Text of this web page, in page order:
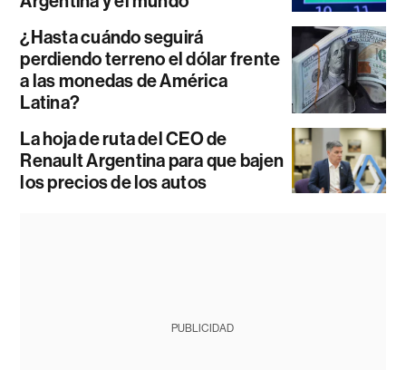
¿Hasta cuándo seguirá
perdiendo terreno el dólar frente
a las monedas de América
Latina?
La hoja de ruta del CEO de
Renault Argentina para que bajen
los precios de los autos
PUBLICIDAD